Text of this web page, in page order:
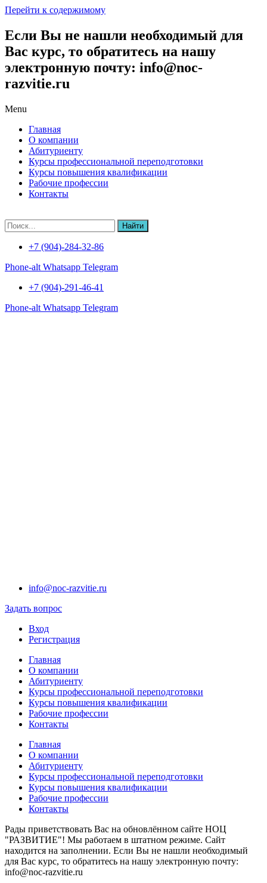
Перейти к содержимому
Если Вы не нашли необходимый для
Вас курс, то обратитесь на нашу
электронную почту: info@noc-
razvitie.ru
Menu
Главная
О компании
Абитуриенту
Курсы профессиональной переподготовки
Курсы повышения квалификации
Рабочие профессии
Контакты
Найти
+7 (904)-284-32-86
Phone-alt Whatsapp Telegram
+7 (904)-291-46-41
Phone-alt Whatsapp Telegram
info@noc-razvitie.ru
Задать вопрос
Вход
Регистрация
Главная
О компании
Абитуриенту
Курсы профессиональной переподготовки
Курсы повышения квалификации
Рабочие профессии
Контакты
Главная
О компании
Абитуриенту
Курсы профессиональной переподготовки
Курсы повышения квалификации
Рабочие профессии
Контакты
Рады приветствовать Вас на обновлённом сайте НОЦ
"РАЗВИТИЕ"! Мы работаем в штатном режиме. Сайт
находится на заполнении. Если Вы не нашли необходимый
для Вас курс, то обратитесь на нашу электронную почту:
info@noc-razvitie.ru